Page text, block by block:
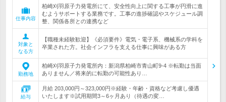
仕事内容
柏崎刈羽原子力発電所にて、安全性向上に関する工事が円滑に進
むようサポートする業務です。工事の進捗確認やスケジュール調
整、関係各所との連携など
対象と
なる方
【職種未経験歓迎】《必須要件》電気・電子系、機械系の学科を
卒業された方。社会インフラを支える仕事に興味がある方
勤務地
柏崎刈羽原子力発電所内：新潟県柏崎市青山町9-4 ※転勤は当面
ありません／将来的に転勤の可能性あり…
給与
月給 203,000円～323,000円※経験・年齢・資格など考慮し優遇
いたします※試用期間3～6ヶ月あり（待遇の変…